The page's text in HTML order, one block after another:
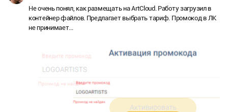
Не очень понял, как размещать на ArtCloud. Работу загрузил в
контейнер файлов. Предлагает выбрать тариф. Промокод в ЛК
не принимает...